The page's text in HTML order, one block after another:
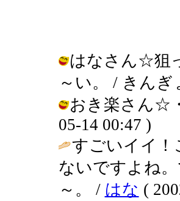
はなさん☆狙
～い。 / きんぎ
おき楽さん☆
05-14 00:47 )
すごいイイ！
ないですよね
～。 / はな (